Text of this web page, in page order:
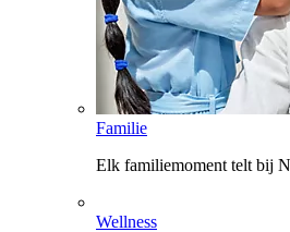
Familie
Elk familiemoment telt bij
Wellness